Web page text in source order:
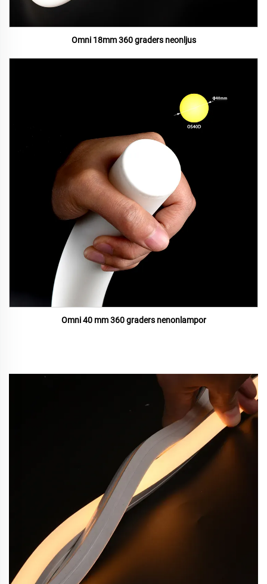
Omni 18mm 360 graders neonljus
Omni 40 mm 360 graders nenonlampor